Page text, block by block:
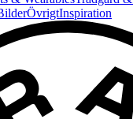
ÖvrigtInspiration